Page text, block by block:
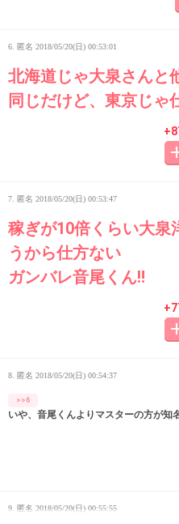
6. 匿名 2018/05/20(日) 00:53:01
北海道じゃ大泉さんと
同じだけど、東京じゃ
7. 匿名 2018/05/20(日) 00:53:47
稼ぎが10倍くらい大泉
うから仕方ない
ガンバレ音尾くん‼︎
8. 匿名 2018/05/20(日) 00:54:37
>>6
いや、音尾くんよりマスターの方が知
9. 匿名 2018/05/20(日) 00:55:55